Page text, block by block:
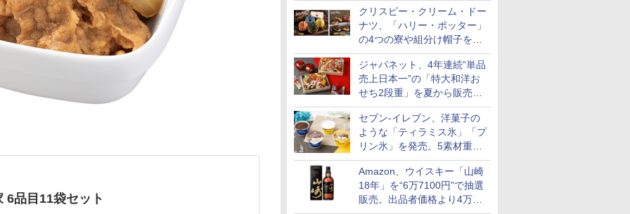
クリスピー・クリーム・ドー
ナツ、「ハリー・ポッター」
の4つの寮や組分け帽子をイ
メージしたドーナツなど発売
ジャパネット、4年連続“単品
売上日本一”の「特大和洋お
せち2段重」を夏から販売。
73品・年越しそば付き
セブン-イレブン、洋菓子の
ような「ティラミス氷」「プ
リン氷」を発売。5素材重ね
と2層仕立ての濃厚な味わい
Amazon、ウイスキー「山崎
18年」を“6万7100円”で抽選
販売。出品者価格より4万
6品目11袋セット